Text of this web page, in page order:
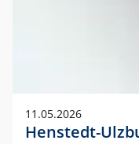
11.05.2026
Henstedt-